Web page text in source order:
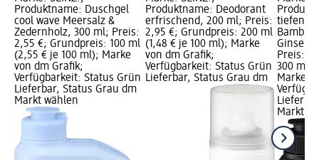
Produktname: Duschgel
cool wave Meersalz &
Zedernholz, 300 ml; Preis:
2,55 €; Grundpreis: 100 ml
(2,55 € je 100 ml); Marke
von dm Grafik;
Verfügbarkeit: Status Grün
Lieferbar, Status Grau dm
Markt wählen
Produktname: Deodorant
erfrischend, 200 ml; Preis:
2,95 €; Grundpreis: 200 ml
(1,48 € je 100 ml); Marke
von dm Grafik;
Verfügbarkeit: Status Grün
Lieferbar, Status Grau dm
Ginseng
Preis:
300 ml
Marke
Markt